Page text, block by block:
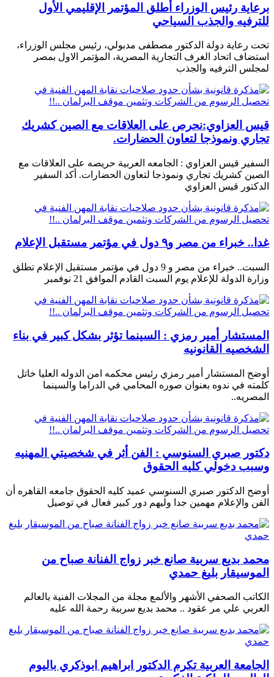
برعاية رئيس الوزراء أطلق المؤتمر الإقليمي الأول
للترفيه والجذب السياحي
تحت رعاية دولة الدكتور مصطفى مدبولي، رئيس مجلس الوزراء،
استضاف اتحاد الغرف التجارية المصرية، المؤتمر الاول بمصر
لمجلس الترفيه والجذب
قيس العزاوي:نحرص على العلاقات مع الصين كشريك
تجاري ونموذجا لتعاون الحضارات.
السفير قيس العزاوي : الجامعه العربية حريصه على العلاقات مع
الصين كشريك تجاري ونموذجا لتعاون الحضارات. أكد السفير
الدكتور قيس العزاوي
غدا.. خبراء من مصر و٩ دول في مؤتمر مستقبل الإعلام
السبت.. خبراء من مصر و 9 دول في مؤتمر مستقبل الإعلام تطلق
وزارة الدولة للإعلام يوم السبت القادم الموافق 21 نوفمبر
المستشار أمير رمزي : السينما تؤثر بشكل كبير في بناء
الشخصيه القانونيه
أوضح المستشار أمير رمزي رئيس محكمه امن الدوله العليا خاتل
كلمته في ندوه بعنوان صوره المحامي في الدراما والسينما
المصريه..
دكتور صبري السنوسي : الفن أثر في شخصيتي المهنيه
وسبب دخولي كليه الحقوق
أوضح الدكتور صبري السنوسي عميد كليه الحقوق جامعه القاهره أن
الفن والإعلام مهمين جدا وليهم دور كبير فعال في توصيل
محمد بديع سربية صانع خبر زواج الفنانة صباح من
الموسيقار بليغ حمدي
الكاتب الصحفي الأشهر والألمع مجلة من المجلات الفنية بالعالم
العربي علي مر عقود .. محمد بديع سربية رحمة الله عليه
الجامعة العربية تكرم الدكتور ابراهيم ابوذكري باليوم